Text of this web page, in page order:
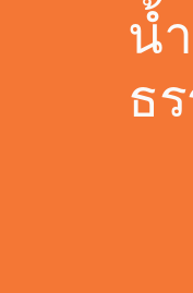
น้
ธ